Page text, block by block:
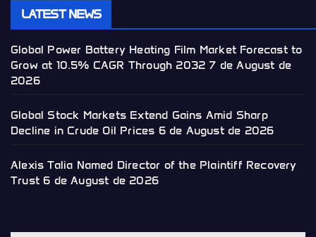
LATEST NEWS
Global Power Battery Heating Film Market Forecast to
Grow at 10.5% CAGR Through 2032 7 de August de
2026
Global Stock Markets Extend Gains Amid Sharp
Decline in Crude Oil Prices 6 de August de 2026
Alexis Talia Named Director of the Plaintiff Recovery
Trust 6 de August de 2026